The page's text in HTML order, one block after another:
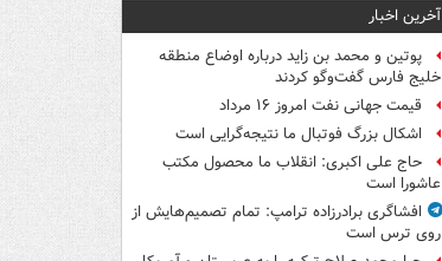
آخرین اخبار
پوتین و محمد بن زاید درباره اوضاع منطقه
خلیج فارس گفت‌وگو کردند
قیمت جهانی نفت امروز ۱۶ مرداد
اشکال بزرگ فوتبال ما نتیجه‌گرایی است
حاج علی اکبری: انقلاب ما محصول مکتب
عاشورا است
افشاگری برادرزاده ترامپ: تمام تصمیم‌هایش از
روی ترس است